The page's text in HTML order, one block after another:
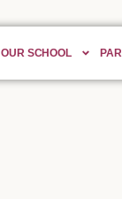
OUR SCHOOL